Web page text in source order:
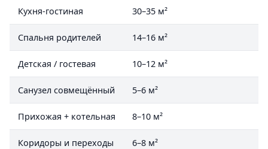
Кухня-гостиная 30–35 м²
Спальня родителей 14–16 м²
Детская / гостевая 10–12 м²
Санузел совмещённый 5–6 м²
Прихожая + котельная 8–10 м²
Коридоры и переходы 6–8 м²